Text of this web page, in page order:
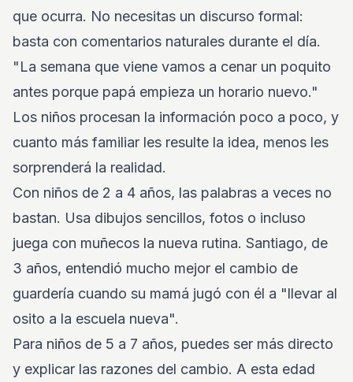
que ocurra. No necesitas un discurso formal:
basta con comentarios naturales durante el día.
"La semana que viene vamos a cenar un poquito
antes porque papá empieza un horario nuevo."
Los niños procesan la información poco a poco, y
cuanto más familiar les resulte la idea, menos les
sorprenderá la realidad.
Con niños de 2 a 4 años, las palabras a veces no
bastan. Usa dibujos sencillos, fotos o incluso
juega con muñecos la nueva rutina. Santiago, de
3 años, entendió mucho mejor el cambio de
guardería cuando su mamá jugó con él a "llevar al
osito a la escuela nueva".
Para niños de 5 a 7 años, puedes ser más directo
y explicar las razones del cambio. A esta edad